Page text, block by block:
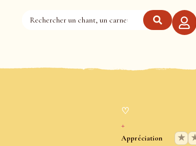
♡
+
Appréciation ★